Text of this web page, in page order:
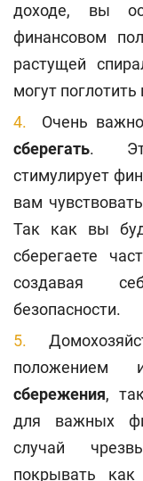
доходе, вы
финансовом
растущей
могут
Очень
сберегать.
стимулирует
вам
Так как вы
сберегаете
создавая
безопасности.
сбережения,
для важных
случай
покрывать